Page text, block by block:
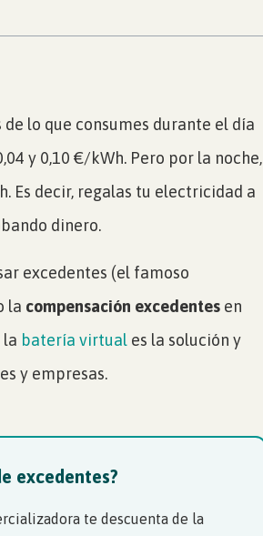
lo que consumes durante el día
y 0,10 €/kWh. Pero por la noche,
Es decir, regalas tu electricidad a
dinero.
excedentes (el famoso
la compensación excedentes en
la batería virtual es la solución y
y empresas.
excedentes?
te descuenta de la